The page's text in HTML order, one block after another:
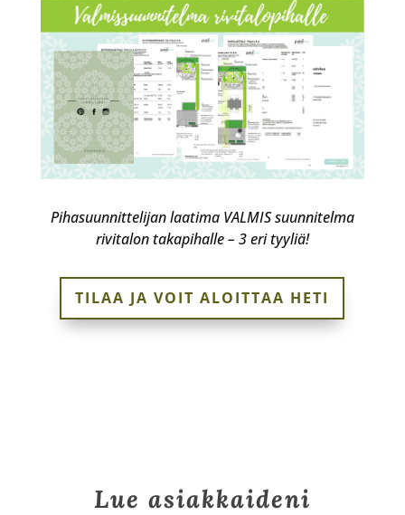
Pihasuunnittelijan laatima VALMIS suunnitelma
rivitalon takapihalle – 3 eri tyyliä!
TILAA JA VOIT ALOITTAA HETI
Lue asiakkaideni